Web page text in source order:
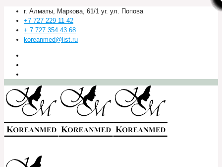
г. Алматы, Маркова, 61/1 уг. ул. Попова
+7 727 229 11 42
+ 7 727 354 43 68
koreanmed@list.ru